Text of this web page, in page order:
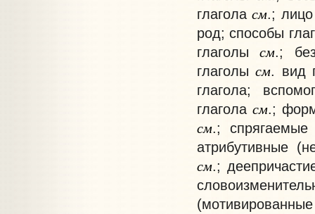
глаголасм.;
род; способы
глаголысм.;
глаголысм. вид
глагола;
глагола см.;
см.;
атрибутивные
см.;